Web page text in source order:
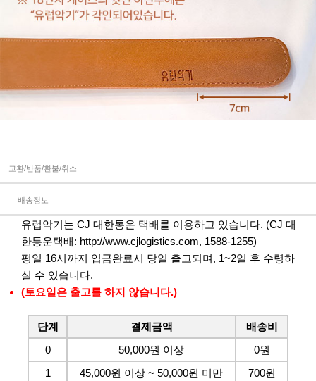
교환/반품/환불/취소
배송정보
유럽악기는 CJ 대한통운 택배를 이용하고 있습니다. (CJ 대
한통운택배: http://www.cjlogistics.com, 1588-1255)
평일 16시까지 입금완료시 당일 출고되며, 1~2일 후 수령하
실 수 있습니다.
(토요일은 출고를 하지 않습니다.)
단계 결제금액
배송비
0
50,000원 이상
0원
1
45,000원 이상 ~ 50,000원 미만
700원